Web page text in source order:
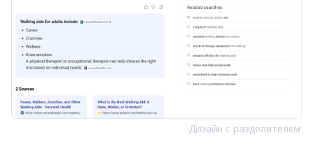
Дизайн с разделителем